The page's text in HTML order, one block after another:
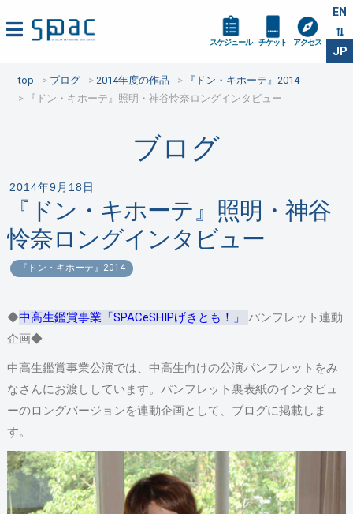
EN
JP
スケジュール チケット アクセス
top ブログ 2014年度の作品
『ドン・キホーテ』2014
『ドン・キホーテ』照明・神谷怜奈ロングインタビュー
ブログ
2014年9月18日
『ドン・キホーテ』照明・神谷
怜奈ロングインタビュー
『ドン・キホーテ』2014
◆中高生鑑賞事業「SPACeSHIPげきとも！」 パンフレット連動
企画◆
中高生鑑賞事業公演では、中高生向けの公演パンフレットをみ
なさんにお渡ししています。パンフレット裏表紙のインタビュ
ーのロングバージョンを連動企画として、ブログに掲載しま
す。